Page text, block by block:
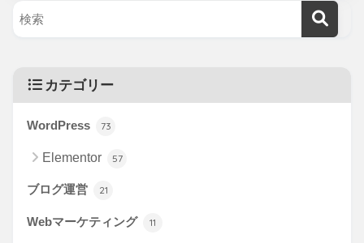
カテゴリー
WordPress 73
Elementor 57
ブログ運営 21
Webマーケティング 11